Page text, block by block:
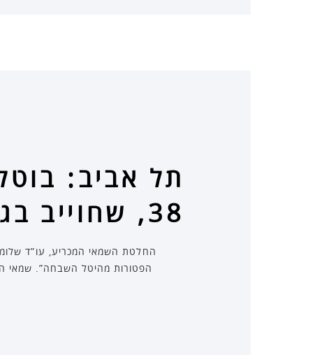
תל אביב:
38, שחוייב בגין זכויות של בעל דירה אחרת
הפטורות מהיטל השבחה”. שמאי